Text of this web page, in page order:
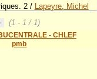
2/ Lapeyre, Michel
(1 - 1 / 1)
- CHLEF
pmb